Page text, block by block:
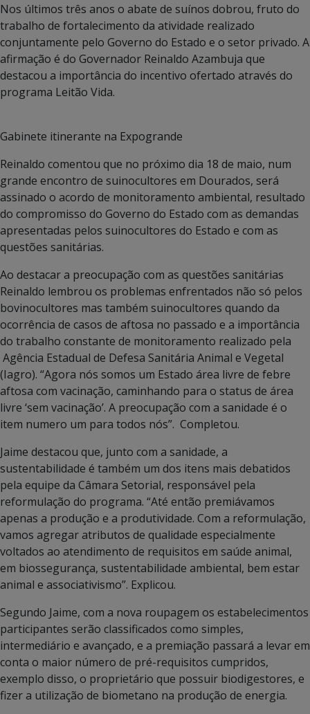
Nos últimos três anos o abate de suínos dobrou, fruto do
trabalho de fortalecimento da atividade realizado
conjuntamente pelo Governo do Estado e o setor privado. A
afirmação é do Governador Reinaldo Azambuja que
destacou a importância do incentivo ofertado através do
programa Leitão Vida.
Gabinete itinerante na Expogrande
Reinaldo comentou que no próximo dia 18 de maio, num
grande encontro de suinocultores em Dourados, será
assinado o acordo de monitoramento ambiental, resultado
do compromisso do Governo do Estado com as demandas
apresentadas pelos suinocultores do Estado e com as
questões sanitárias.
Ao destacar a preocupação com as questões sanitárias
Reinaldo lembrou os problemas enfrentados não só pelos
bovinocultores mas também suinocultores quando da
ocorrência de casos de aftosa no passado e a importância
do trabalho constante de monitoramento realizado pela
Agência Estadual de Defesa Sanitária Animal e Vegetal
(Iagro). “Agora nós somos um Estado área livre de febre
aftosa com vacinação, caminhando para o status de área
livre ‘sem vacinação’. A preocupação com a sanidade é o
item numero um para todos nós”. Completou.
Jaime destacou que, junto com a sanidade, a
sustentabilidade é também um dos itens mais debatidos
pela equipe da Câmara Setorial, responsável pela
reformulação do programa. “Até então premiávamos
apenas a produção e a produtividade. Com a reformulação,
vamos agregar atributos de qualidade especialmente
voltados ao atendimento de requisitos em saúde animal,
em biossegurança, sustentabilidade ambiental, bem estar
animal e associativismo”. Explicou.
Segundo Jaime, com a nova roupagem os estabelecimentos
participantes serão classificados como simples,
intermediário e avançado, e a premiação passará a levar em
conta o maior número de pré-requisitos cumpridos,
exemplo disso, o proprietário que possuir biodigestores, e
fizer a utilização de biometano na produção de energia.